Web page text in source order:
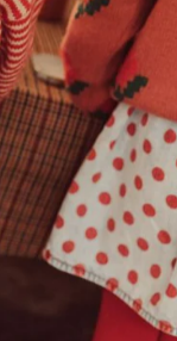
een